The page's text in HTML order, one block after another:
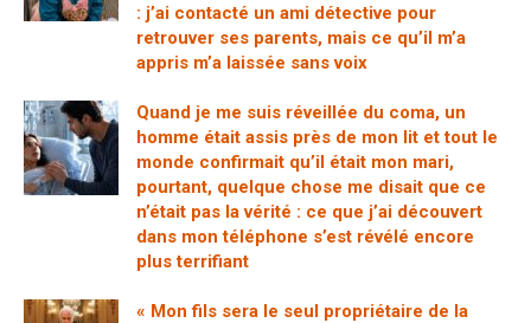
: j’ai contacté un ami détective pour
retrouver ses parents, mais ce qu’il m’a
appris m’a laissée sans voix
Quand je me suis réveillée du coma, un
homme était assis près de mon lit et tout le
monde confirmait qu’il était mon mari,
pourtant, quelque chose me disait que ce
n’était pas la vérité : ce que j’ai découvert
dans mon téléphone s’est révélé encore
plus terrifiant
« Mon fils sera le seul propriétaire de la